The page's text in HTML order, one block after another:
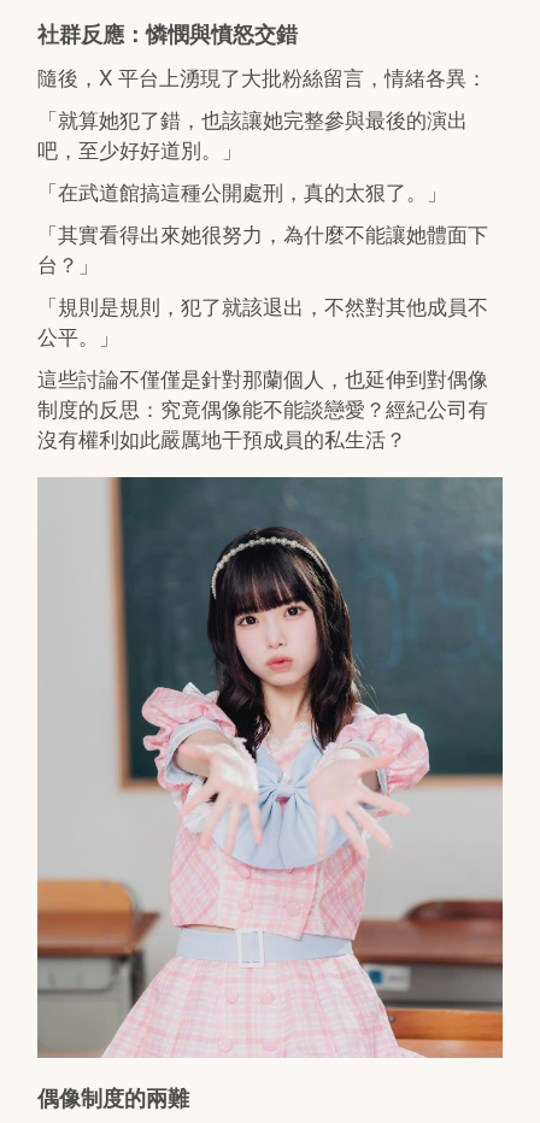
社群反應：憐憫與憤怒交錯
隨後，X 平台上湧現了大批粉絲留言，情緒各異：
「就算她犯了錯，也該讓她完整參與最後的演出
吧，至少好好道別。」
「在武道館搞這種公開處刑，真的太狠了。」
「其實看得出來她很努力，為什麼不能讓她體面下
台？」
「規則是規則，犯了就該退出，不然對其他成員不
公平。」
這些討論不僅僅是針對那蘭個人，也延伸到對偶像
制度的反思：究竟偶像能不能談戀愛？經紀公司有
沒有權利如此嚴厲地干預成員的私生活？
偶像制度的兩難